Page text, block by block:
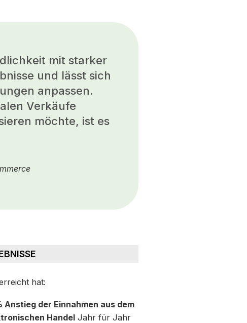
mit starker
und lässt sich
anpassen.
Verkäufe
möchte, ist es
hat:
Anstieg der Einnahmen aus dem
HandelJahr für Jahr